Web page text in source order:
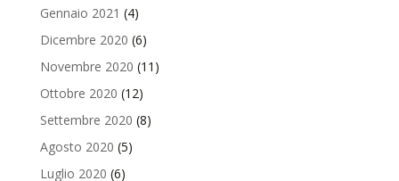
Gennaio 2021 (4)
Dicembre 2020 (6)
Novembre 2020 (11)
Ottobre 2020 (12)
Settembre 2020 (8)
Agosto 2020 (5)
Luglio 2020 (6)